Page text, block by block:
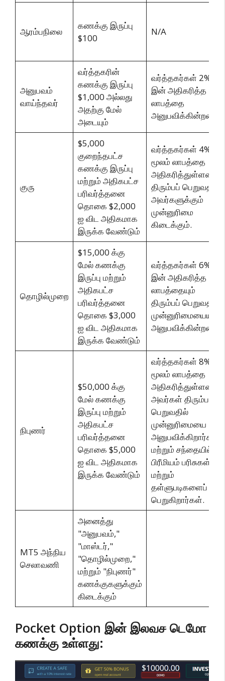
ஆரம்பநிலை
கணக்கு இருப்பு
$100
N/A
அனுபவம்
வாய்ந்தவர்
வர்த்தகரின்
கணக்கு இருப்பு
$1,000 அல்லது
அதற்கு மேல்
அடையும்
வர்த்தகர்கள் 2%
இன் அதிகரித்த
லாபத்தை
அனுபவிக்கின்றனர்
குரு
$5,000
குறைந்தபட்ச
கணக்கு இருப்பு
மற்றும் அதிகபட்ச
பரிவர்த்தனை
தொகை $2,000
ஐ விட அதிகமாக
இருக்க வேண்டும்
வர்த்தகர்கள் 4%
மூலம் லாபத்தை
அதிகரித்துள்ளனர்.
திரும்பப் பெறுவதில்
அவர்களுக்கும்
முன்னுரிமை
கிடைக்கும்.
தொழில்முறை
$15,000 க்கு
மேல் கணக்கு
இருப்பு மற்றும்
அதிகபட்ச
பரிவர்த்தனை
தொகை $3,000
ஐ விட அதிகமாக
இருக்க வேண்டும்
வர்த்தகர்கள் 6%
இன் அதிகரித்த
லாபத்தையும்
திரும்பப் பெறுவதில்
முன்னுரிமையையும்
அனுபவிக்கின்றனர்.
நிபுணர்
$50,000 க்கு
மேல் கணக்கு
இருப்பு மற்றும்
அதிகபட்ச
பரிவர்த்தனை
தொகை $5,000
ஐ விட அதிகமாக
இருக்க வேண்டும்
வர்த்தகர்கள் 8%
மூலம் லாபத்தை
அதிகரித்துள்ளனர்.
அவர்கள் திரும்பப்
பெறுவதில்
முன்னுரிமையை
அனுபவிக்கிறார்கள்
மற்றும் சந்தையில்
பிரீமியம் பரிசுகள்
மற்றும்
தள்ளுபடிகளைப்
பெறுகிறார்கள்.
MT5 அந்நிய
செலாவணி
அனைத்து
"அனுபவம்,"
"மாஸ்டர்,"
"தொழில்முறை,"
மற்றும் "நிபுணர்"
கணக்குகளுக்கும்
கிடைக்கும்
Pocket Option இன் இலவச டெமோ
கணக்கு உள்ளது: